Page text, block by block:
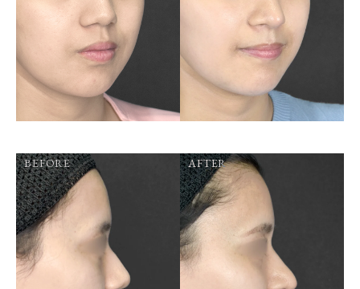
BEFORE AFTER